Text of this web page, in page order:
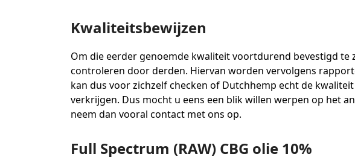
Kwaliteitsbewijzen
Om die eerder genoemde kwaliteit voortdurend bevestigd
controleren door derden. Hiervan worden vervolgens
kan dus voor zichzelf checken of Dutchhemp echt de
verkrijgen. Dus mocht u eens een blik willen werpen op het
neem dan vooral contact met ons op.
Full Spectrum (RAW) CBG olie 10%